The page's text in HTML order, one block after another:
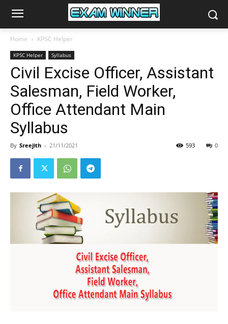
Home KPSC Helper
KPSC Helper Syllabus
Civil Excise Officer, Assistant
Salesman, Field Worker,
Office Attendant Main
Syllabus
By Sreejith - 21/11/2021 0
593